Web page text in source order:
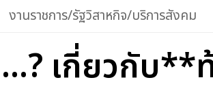
งานราชการ/รัฐวิสาหกิจ/บริการสังคม
เกี่ยวกับ